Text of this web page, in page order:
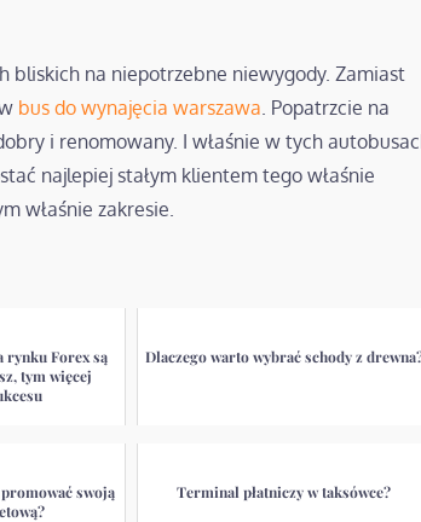
bliskich na niepotrzebne niewygody. Zamiast
bus do wynajęcia warszawa. Popatrzcie na
i renomowany. I właśnie w tych
najlepiej stałym klientem tego właśnie
właśnie zakresie.
rynku Forex są
tym więcej
Dlaczego warto wybrać schody z
swoją
Terminal płatniczy w taksówce?